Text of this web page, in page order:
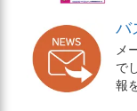
バ
メ
で
報